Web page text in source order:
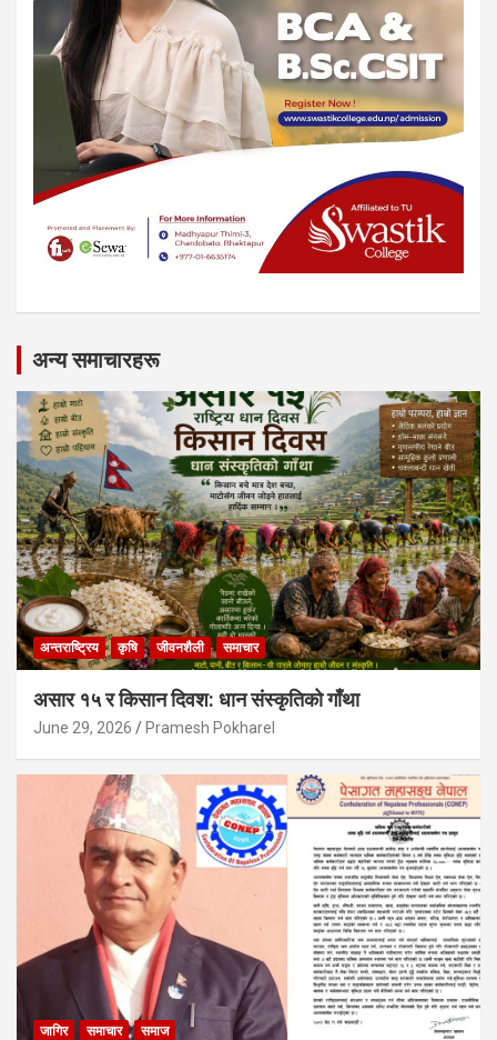
अन्य समाचारहरू
अन्तराष्ट्रिय कृषि जीवनशैली समाचार
असार १५ र किसान दिवश: धान संस्कृतिको गाँथा
June 29, 2026 Pramesh Pokharel
जागिर समाचार समाज